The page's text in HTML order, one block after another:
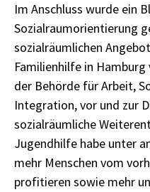
Im Anschluss wurde ein
Sozialraumorientierung
sozialräumlichen
Familienhilfe in
der Behörde für Arbeit,
Integration, vor und zur
sozialräumliche
Jugendhilfe habe unter
mehr Menschen vom
profitieren sowie mehr